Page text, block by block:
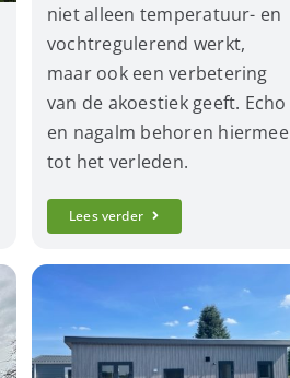
niet alleen temperatuur- en
vochtregulerend werkt,
maar ook een verbetering
van de akoestiek geeft. Echo
en nagalm behoren hiermee
tot het verleden.
Lees verder